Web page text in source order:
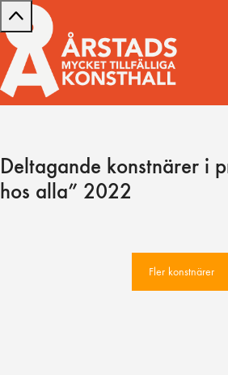
Deltagande konstnärer i
hos alla” 2022
Fler konstnärer